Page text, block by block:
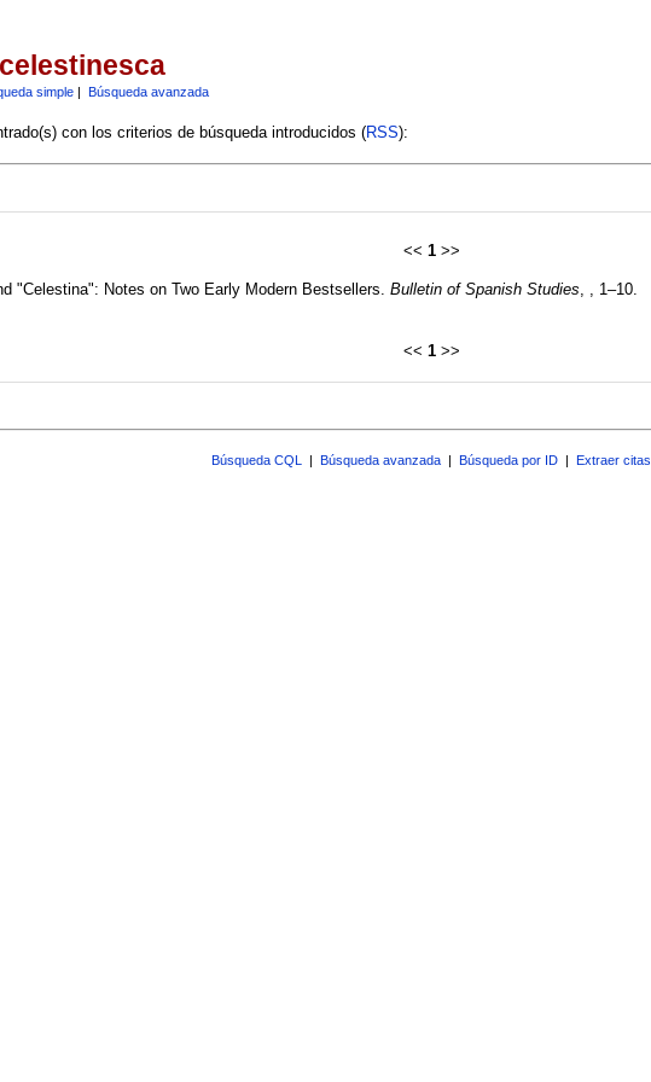
simple| Búsqueda avanzada
con los criterios de búsqueda introducidos (RSS):
<< 1>>
"Celestina": Notes on Two Early Modern Bestsellers. Bulletin of Spanish Studies , , 1–10.
<< 1>>
Búsqueda CQL | Búsqueda avanzada | Búsqueda por ID | Extraer citas